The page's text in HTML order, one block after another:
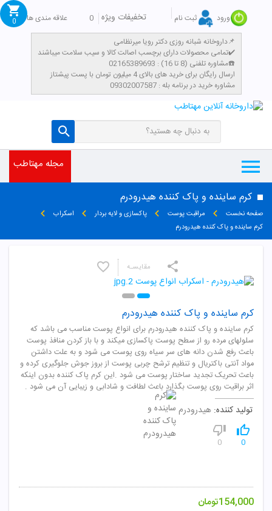
ورود ثبت نام تخفیفات ویژه 0
علاقه مندی ها
داروخانه شبانه روزی دکتر رویا میرنظامی📌
تمامی محصولات دارای برچسب اصالت کالا و سیب سلامت میباشند✔️
مشاوره تلفنی (8 تا 16) : 02165389693☎️
​ارسال رایگان برای خرید های بالای 4 میلیون تومان با پست پیشتاز
مشاوره خرید در برنامه بله : 09302007587
0
مجله مهتاطب
کرم ساینده و پاک کننده هیدرودرم
صفحه نخست مراقبت پوست پاکسازی و لایه بردار
اسکراب
کرم ساینده و پاک کننده هیدرودرم
کرم ساینده و پاک کننده هیدرودرم
کرم ساینده و پاک کننده هیدرودرم برای انواع پوست مناسب می باشد که
سلولهای مرده رو از سطح پوست پاکسازی میکند و با باز کردن منافذ پوست
باعث رفع شدن دانه های سر سیاه روی پوست می شود و به علت داشتن
مواد آنتی باکتریال و تنظیم ترشح چربی پوست از بروز جوش جلوگیری کرده و
باعث تحریک تجدید ساختار پوست می شود .این کرم پاک کننده بدون اینکه
اثر براقیت روی پوست بگذارد باعث لطافت و شادابی و زیبایی آن می شود .
تولید کننده: هیدرودرم
0
0
154,000تومان
مقایسـه